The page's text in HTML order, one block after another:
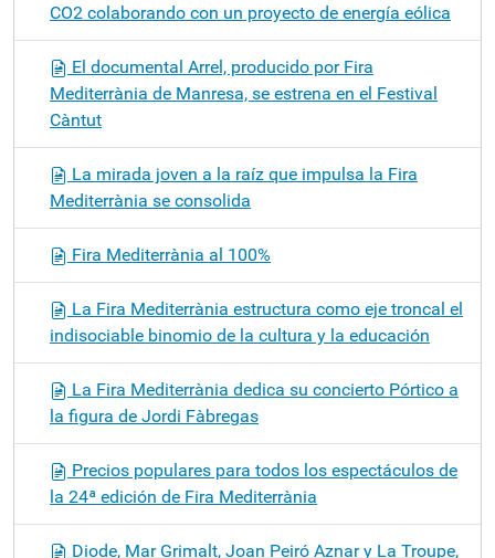
CO2 colaborando con un proyecto de energía eólica
El documental Arrel, producido por Fira
Mediterrània de Manresa, se estrena en el Festival
Càntut
La mirada joven a la raíz que impulsa la Fira
Mediterrània se consolida
Fira Mediterrània al 100%
La Fira Mediterrània estructura como eje troncal el
indisociable binomio de la cultura y la educación
La Fira Mediterrània dedica su concierto Pórtico a
la figura de Jordi Fàbregas
Precios populares para todos los espectáculos de
la 24ª edición de Fira Mediterrània
Diode, Mar Grimalt, Joan Peiró Aznar y La Troupe,